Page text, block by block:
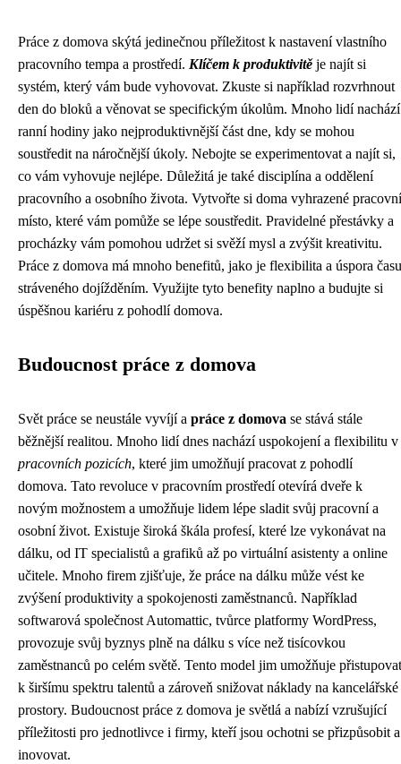
Práce z domova skýtá jedinečnou příležitost k nastavení vlastního
pracovního tempa a prostředí. Klíčem k produktivitěje najít si
systém, který vám bude vyhovovat. Zkuste si například rozvrhnout
den do bloků a věnovat se specifickým úkolům. Mnoho lidí nachází
ranní hodiny jako nejproduktivnější část dne, kdy se mohou
soustředit na náročnější úkoly. Nebojte se experimentovat a najít si,
co vám vyhovuje nejlépe. Důležitá je také disciplína a oddělení
pracovního a osobního života. Vytvořte si doma vyhrazené pracovní
místo, které vám pomůže se lépe soustředit. Pravidelné přestávky a
procházky vám pomohou udržet si svěží mysl a zvýšit kreativitu.
Práce z domova má mnoho benefitů, jako je flexibilita a úspora času
stráveného dojížděním. Využijte tyto benefity naplno a budujte si
úspěšnou kariéru z pohodlí domova.
Budoucnost práce z domova
Svět práce se neustále vyvíjí a práce z domova se stává stále
běžnější realitou. Mnoho lidí dnes nachází uspokojení a flexibilitu v
pracovních pozicích, které jim umožňují pracovat z pohodlí
domova. Tato revoluce v pracovním prostředí otevírá dveře k
novým možnostem a umožňuje lidem lépe sladit svůj pracovní a
osobní život. Existuje široká škála profesí, které lze vykonávat na
dálku, od IT specialistů a grafiků až po virtuální asistenty a online
učitele. Mnoho firem zjišťuje, že práce na dálku může vést ke
zvýšení produktivity a spokojenosti zaměstnanců. Například
softwarová společnost Automattic, tvůrce platformy WordPress,
provozuje svůj byznys plně na dálku s více než tisícovkou
zaměstnanců po celém světě. Tento model jim umožňuje přistupovat
k širšímu spektru talentů a zároveň snižovat náklady na kancelářské
prostory. Budoucnost práce z domova je světlá a nabízí vzrušující
příležitosti pro jednotlivce i firmy, kteří jsou ochotni se přizpůsobit a
inovovat.